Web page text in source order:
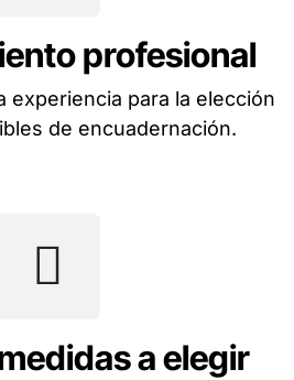
profesional
experiencia para la elección
de encuadernación.
a elegir